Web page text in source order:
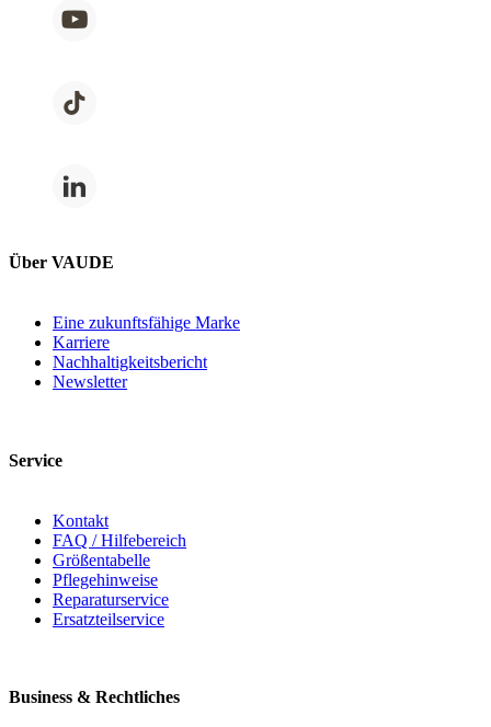
Über VAUDE
Eine zukunftsfähige Marke
Karriere
Nachhaltigkeitsbericht
Newsletter
Service
Kontakt
FAQ / Hilfebereich
Größentabelle
Pflegehinweise
Reparaturservice
Ersatzteilservice
Business & Rechtliches